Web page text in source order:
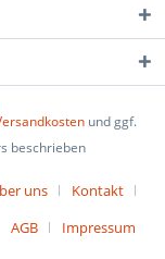
und ggf.
beschrieben
uns
Kontakt
AGB Impressum